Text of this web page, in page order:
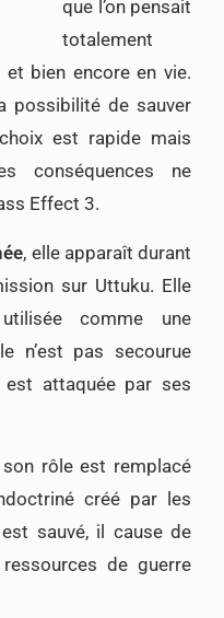
que l’on pensait
totalement
bien encore en vie.
possibilité de sauver
est rapide mais
conséquences ne
Effect 3.
, elle apparaît durant
sur Uttuku. Elle
comme une
n’est pas secourue
attaquée par ses
son rôle est remplacé
créé par les
sauvé, il cause de
de guerre